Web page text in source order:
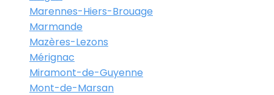
Marennes-Hiers-Brouage
Marmande
Mazères-Lezons
Mérignac
Miramont-de-Guyenne
Mont-de-Marsan